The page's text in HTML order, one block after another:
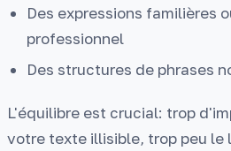
Des expressions familières
professionnel
Des structures de phrases
L'équilibre est crucial: trop
votre texte illisible, trop peu le